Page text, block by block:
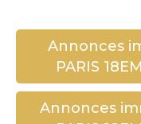
Annonces
PARIS
Annonces